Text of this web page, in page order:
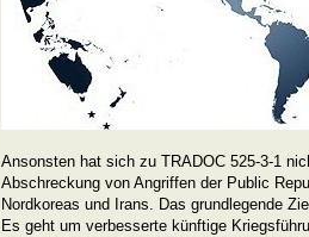
Ansonsten hat sich zu TRADOC 525-3-1
Abschreckung von Angriffen der Public
Nordkoreas und Irans. Das grundlegende
Es geht um verbesserte künftige